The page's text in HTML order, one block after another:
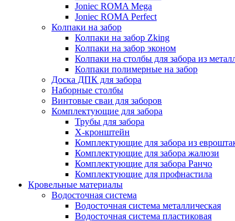
Joniec ROMA Mega
Joniec ROMA Perfect
Колпаки на забор
Колпаки на забор Zking
Колпаки на забор эконом
Колпаки на столбы для забора из
Колпаки полимерные на забор
Доска ДПК для забора
Наборные столбы
Винтовые сваи для заборов
Комплектующие для забора
Трубы для забора
Х-кронштейн
Комплектующие для забора из
Комплектующие для забора жалюзи
Комплектующие для забора Ранчо
Комплектующие для профнастила
Кровельные материалы
Водосточная система
Водосточная система металлическая
Водосточная система пластиковая